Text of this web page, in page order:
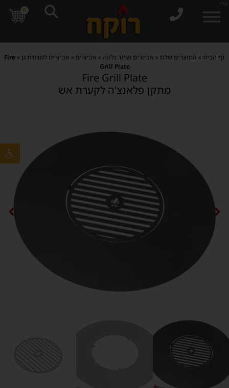
פתח
בס"ד
0
דף הבית » המוצרים שלנו » אביזרים וציוד נלווה » אביזרים » אביזרים למדורת גן »
Fire
Grill Plate
Fire Grill Plate
מתקן פלאנצ'ה לקערת אש